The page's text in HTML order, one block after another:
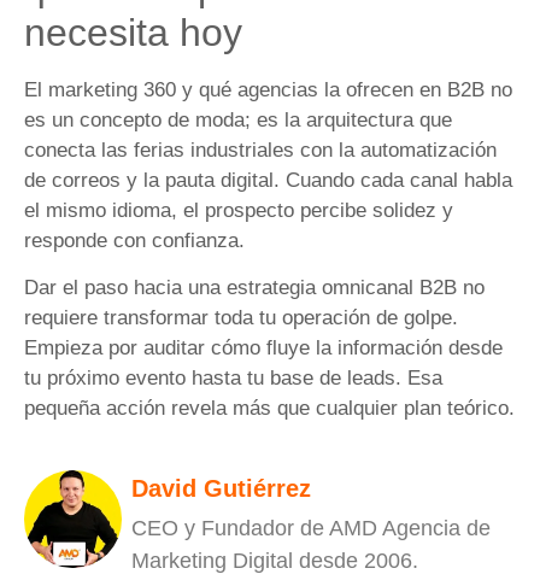
necesita hoy
El marketing 360 y qué agencias la ofrecen en B2B no
es un concepto de moda; es la arquitectura que
conecta las ferias industriales con la automatización
de correos y la pauta digital. Cuando cada canal habla
el mismo idioma, el prospecto percibe solidez y
responde con confianza.
Dar el paso hacia una estrategia omnicanal B2B no
requiere transformar toda tu operación de golpe.
Empieza por auditar cómo fluye la información desde
tu próximo evento hasta tu base de leads. Esa
pequeña acción revela más que cualquier plan teórico.
David Gutiérrez
CEO y Fundador de AMD Agencia de
Marketing Digital desde 2006.